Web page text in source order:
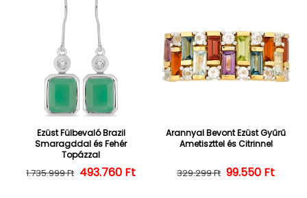
Ezüst Fülbevaló Brazil
Smaragddal és Fehér
Topázzal
Normál ár
1.735.999 Ft Kedvezményes ár
493.760 Ft
Arannyal Bevont Ezüst Gyűrű
Ametiszttel és Citrinnel
Normál ár
329.299 Ft 99.550 Ft